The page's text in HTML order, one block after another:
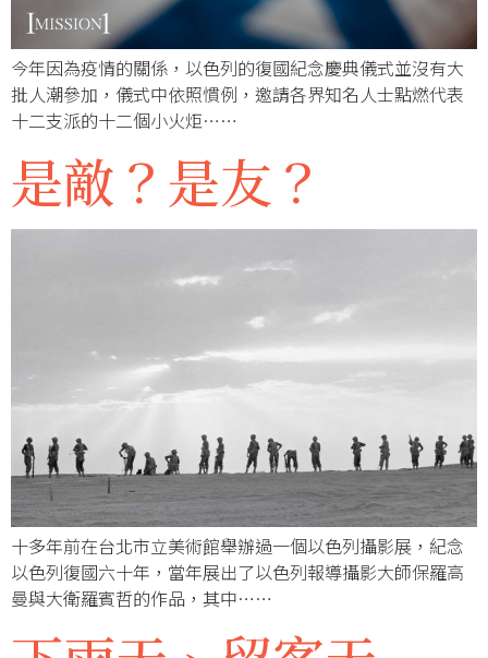
今年因為疫情的關係，以色列的復國紀念慶典儀式並沒有大
批人潮參加，儀式中依照慣例，邀請各界知名人士點燃代表
十二支派的十二個小火炬……
是敵？是友？
十多年前在台北市立美術館舉辦過一個以色列攝影展，紀念
以色列復國六十年，當年展出了以色列報導攝影大師保羅高
曼與大衛羅賓哲的作品，其中……